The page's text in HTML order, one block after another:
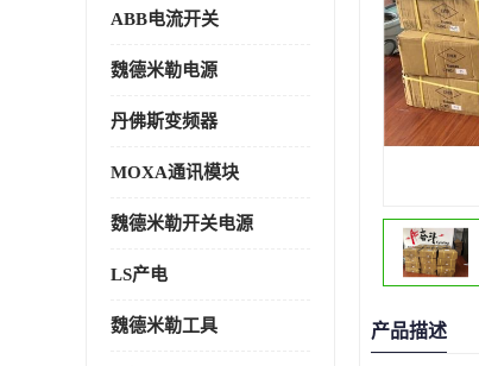
ABB电流开关
魏德米勒电源
丹佛斯变频器
MOXA通讯模块
魏德米勒开关电源
LS产电
魏德米勒工具 产品描述